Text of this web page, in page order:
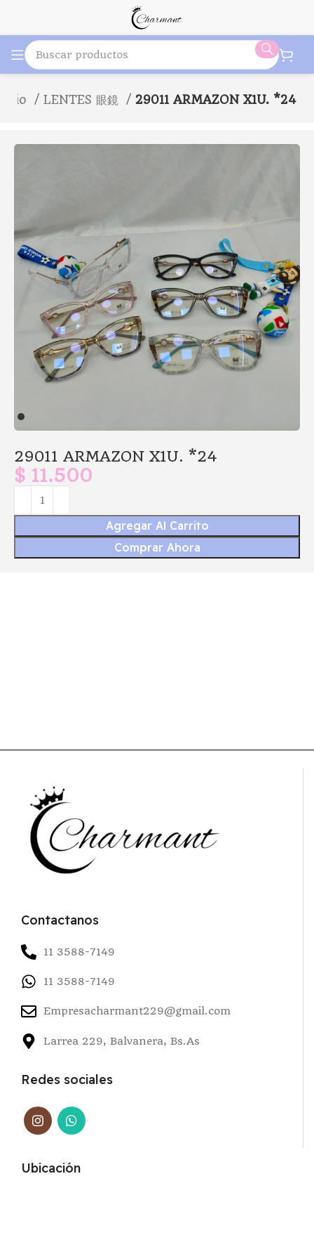
LENTES 眼鏡 29011 ARMAZON X1U. *24
29011 ARMAZON X1U. *24
$ 11.500
Agregar Al Carrito
Comprar Ahora
Contactanos
11 3588-7149
11 3588-7149
Empresacharmant229@gmail.com
Larrea 229, Balvanera, Bs.As
Redes sociales
Ubicación